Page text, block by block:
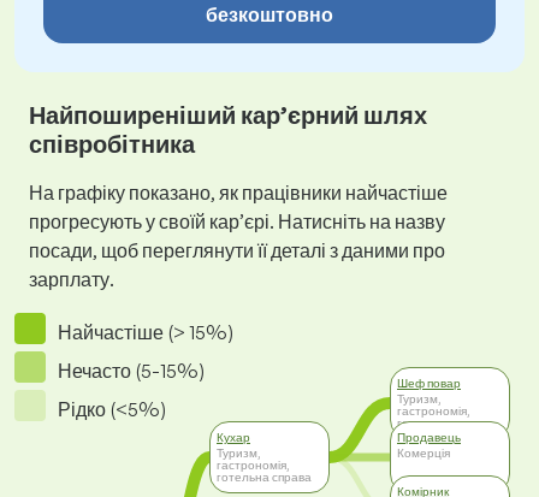
безкоштовно
Найпоширеніший кар’єрний шлях
співробітника
На графіку показано, як працівники найчастіше
прогресують у своїй кар’єрі. Натисніть на назву
посади, щоб переглянути її деталі з даними про
зарплату.
Найчастіше (> 15%)
Нечасто (5-15%)
Рідко (<5%)
Кухар
Туризм,
гастрономія,
готельна справа
Шеф повар
Туризм,
гастрономія,
готельна справа
Продавець
Комерція
Комірник